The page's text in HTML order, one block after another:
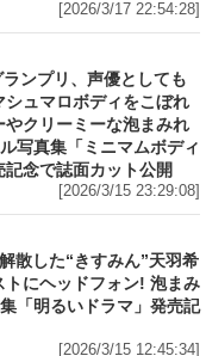
[2026/3/17 22:54:28]
ランプリ、声優としても
ュマロボディをこぼれ
クリーミーな泡まみれ
写真集「ミニマムボディ
念で誌面カット公開
[2026/3/15 23:29:08]
散した“きすみん”天羽希
にヘッドフォン! 泡まみ
「明るいドラマ」発売記
[2026/3/15 12:45:34]